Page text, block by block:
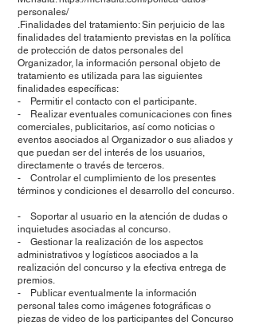
personales/
.Finalidades del tratamiento: Sin perjuicio de las
finalidades del tratamiento previstas en la política
de protección de datos personales del
Organizador, la información personal objeto de
tratamiento es utilizada para las siguientes
finalidades específicas:
- Permitir el contacto con el participante.
- Realizar eventuales comunicaciones con fines
comerciales, publicitarios, así como noticias o
eventos asociados al Organizador o sus aliados y
que puedan ser del interés de los usuarios,
directamente o través de terceros.
- Controlar el cumplimiento de los presentes
términos y condiciones el desarrollo del concurso.
- Soportar al usuario en la atención de dudas o
inquietudes asociadas al concurso.
- Gestionar la realización de los aspectos
administrativos y logísticos asociados a la
realización del concurso y la efectiva entrega de
premios.
- Publicar eventualmente la información
personal tales como imágenes fotográficas o
piezas de video de los participantes del Concurso